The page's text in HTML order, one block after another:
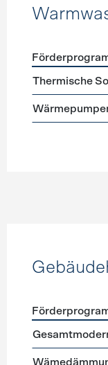
Thermische